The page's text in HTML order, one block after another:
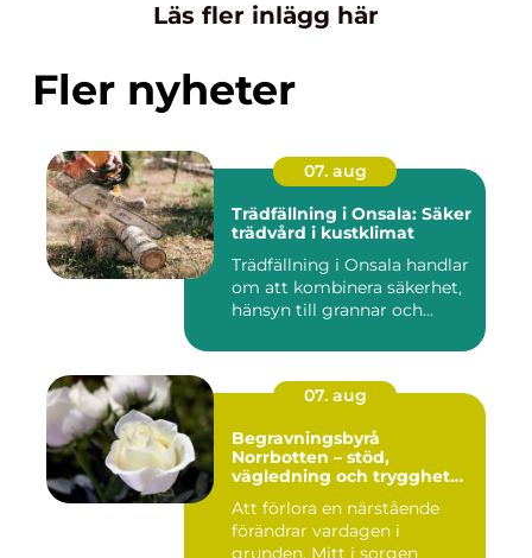
Läs fler inlägg här
Fler nyheter
07. aug
Trädfällning i Onsala: Säker
trädvård i kustklimat
Trädfällning i Onsala handlar
om att kombinera säkerhet,
hänsyn till grannar och...
07. aug
Begravningsbyrå
Norrbotten – stöd,
vägledning och trygghet
Att förlora en närstående
förändrar vardagen i
grunden. Mitt i sorgen